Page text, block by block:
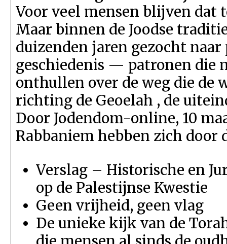
Voor veel mensen blijven dat
Maar binnen de Joodse
duizenden jaren gezocht
geschiedenis — patronen die
onthullen over de weg die de
richting de Geoelah , de
Door Jodendom-online, 10
Rabbaniem hebben zich door
Verslag – Historische en
op de Palestijnse Kwestie
Geen vrijheid, geen vlag
De unieke kijk van de